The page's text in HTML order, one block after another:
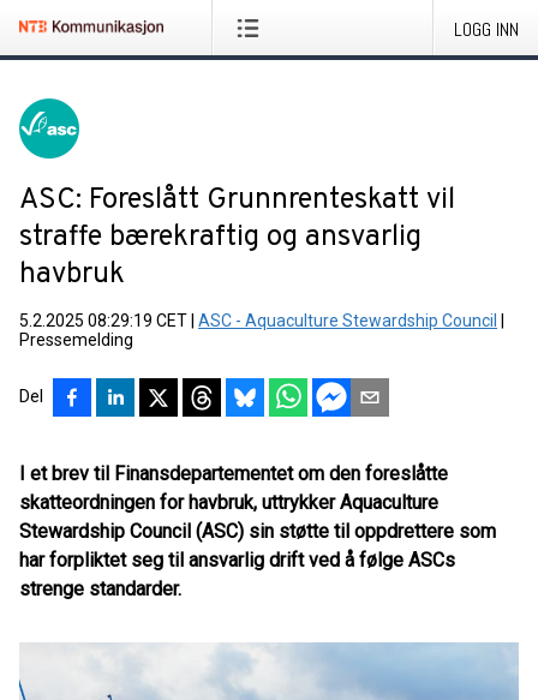
LOGG INN
ASC: Foreslått Grunnrenteskatt vil
straffe bærekraftig og ansvarlig
havbruk
5.2.2025 08:29:19 CET ASC - Aquaculture Stewardship Council
Pressemelding
Del
I et brev til Finansdepartementet om den foreslåtte
skatteordningen for havbruk, uttrykker Aquaculture
Stewardship Council (ASC) sin støtte til oppdrettere som
har forpliktet seg til ansvarlig drift ved å følge ASCs
strenge standarder.